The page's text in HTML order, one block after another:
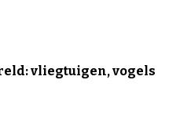
vliegtuigen, vogels